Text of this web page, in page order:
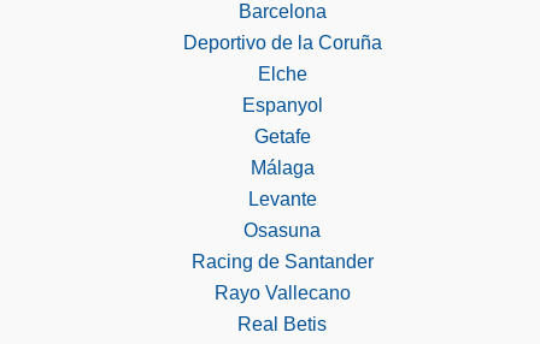
Barcelona
Deportivo de la Coruña
Elche
Espanyol
Getafe
Málaga
Levante
Osasuna
Racing de Santander
Rayo Vallecano
Real Betis